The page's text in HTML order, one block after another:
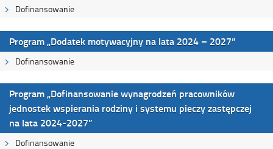
Dofinansowanie
Program „Dodatek motywacyjny na lata 2024 – 2027”
Dofinansowanie
Program „Dofinansowanie wynagrodzeń pracowników
jednostek wspierania rodziny i systemu pieczy zastępczej
na lata 2024-2027”
Dofinansowanie